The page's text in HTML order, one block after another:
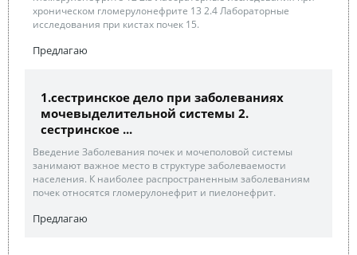
хроническом гломерулонефрите 13 2.4 Лабораторные
исследования при кистах почек 15.
Предлагаю
1.сестринское дело при заболеваниях
мочевыделительной системы 2.
cестринское ...
Введение Заболевания почек и мочеполовой системы
занимают важное место в структуре заболеваемости
населения. К наиболее распространенным заболеваниям
почек относятся гломерулонефрит и пиелонефрит.
Предлагаю